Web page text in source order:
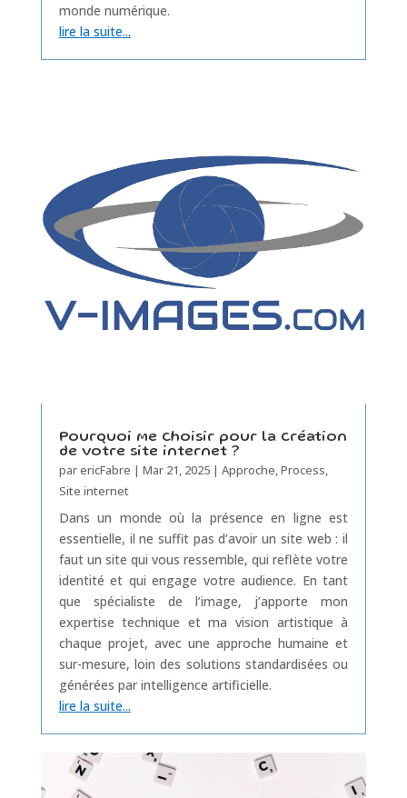
monde numérique.
lire la suite...
Pourquoi me choisir pour la création
de votre site internet ?
parericFabre | Mar 21, 2025| Approche,Process,
Site internet
Dans un monde où la présence en ligne est
essentielle, il ne suffit pas d’avoir un site web : il
faut un site qui vous ressemble, qui reflète votre
identité et qui engage votre audience. En tant
que spécialiste de l’image, j’apporte mon
expertise technique et ma vision artistique à
chaque projet, avec une approche humaine et
sur-mesure, loin des solutions standardisées ou
générées par intelligence artificielle.
lire la suite...